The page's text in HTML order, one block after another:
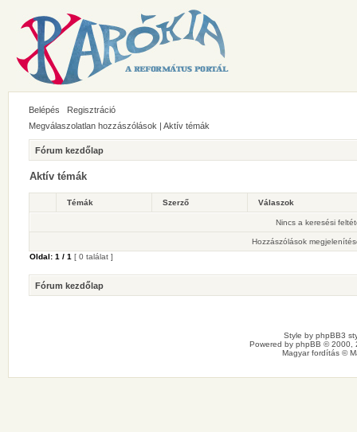
Belépés
Regisztráció
Megválaszolatlan hozzászólások | Aktív témák
Fórum kezdőlap
Aktív témák
Témák Szerző Válaszok
Nincs a keresési
Hozzászólások
Oldal: 1 / 1 [ 0 találat ]
Fórum kezdőlap
Style by phpBB3
Powered by phpBB © 2000,
Magyar fordítás ©